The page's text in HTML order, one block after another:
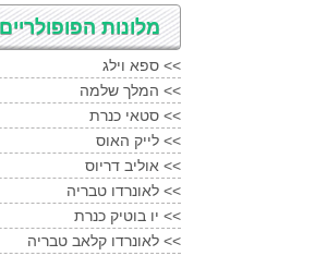
מלונות
ספא וילג <<
המלך שלמה <<
סטאי כנרת <<
לייק האוס <<
אוליב דריוס <<
לאונרדו טבריה <<
יו בוטיק כנרת <<
לאונרדו קלאב טבריה <<